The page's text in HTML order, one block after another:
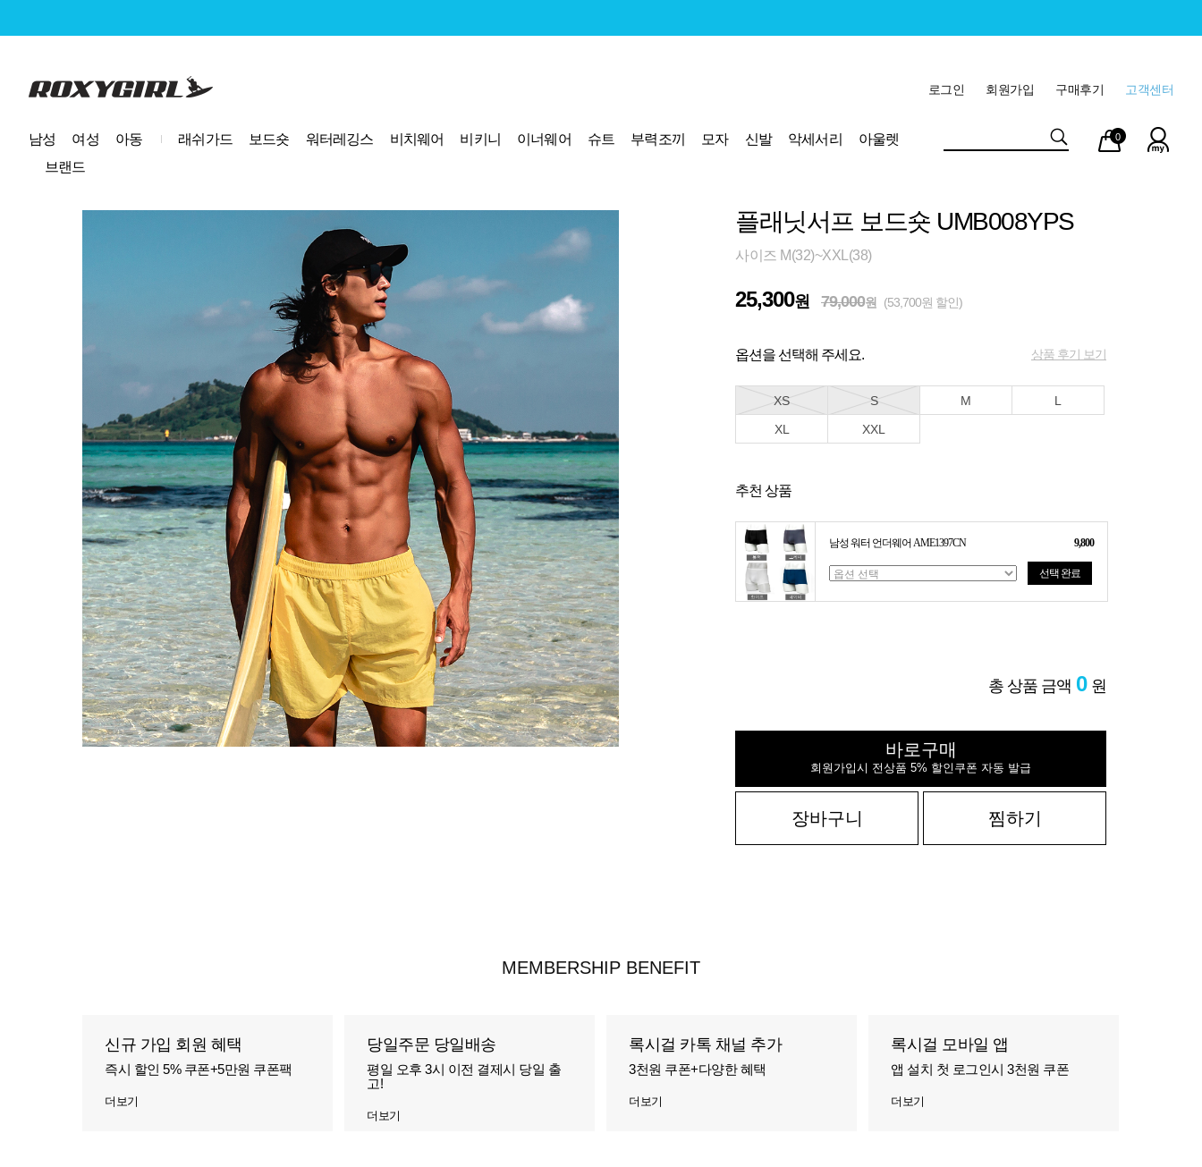
로고 고객센터
구매후기
회원가입
로그인
남성 여성 아동 래쉬가드 보드숏 워터레깅스 비치웨어 비키니 이너웨어 슈트 부력조끼 모자 신발 악세서리
아울렛
브랜드
마이
페이
장바
구니
0
플래닛서프 보드숏 UMB008YPS
사이즈 M(32)~XXL(38)
25,300원 79,000원 (53,700원 할인)
옵션을 선택해 주세요. 상품 후기 보기
XS S M
L
XL
XXL
추천 상품
남성 워터 언더웨어 AME1397CN 9,800
선택 완료
총 상품 금액 0 원
바로구매
회원가입시 전상품 5% 할인쿠폰 자동 발급
장바구니 찜하기
MEMBERSHIP BENEFIT
신규 가입 회원 혜택
즉시 할인 5% 쿠폰+5만원 쿠폰팩
더보기
당일주문 당일배송
평일 오후 3시 이전 결제시 당일 출
고!
더보기
록시걸 카톡 채널 추가
3천원 쿠폰+다양한 혜택
더보기
록시걸 모바일 앱
앱 설치 첫 로그인시 3천원 쿠폰
더보기